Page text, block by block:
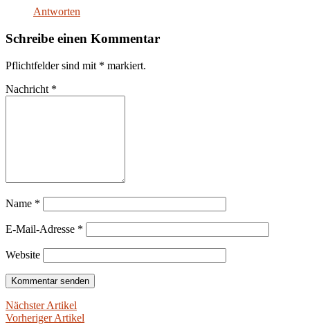
Antworten
Schreibe einen Kommentar
Pflichtfelder sind mit * markiert.
Nachricht *
Name *
E-Mail-Adresse *
Website
Nächster Artikel
Vorheriger Artikel